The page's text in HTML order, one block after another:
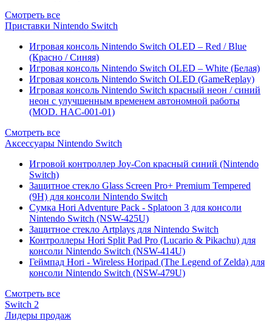
Смотреть все
Приставки Nintendo Switch
Игровая консоль Nintendo Switch OLED – Red / Blue
(Красно / Синяя)
Игровая консоль Nintendo Switch OLED – White (Белая)
Игровая консоль Nintendo Switch OLED (GameReplay)
Игровая консоль Nintendo Switch красный неон / синий
неон с улучшенным временем автономной работы
(MOD. HAC-001-01)
Смотреть все
Аксессуары Nintendo Switch
Игровой контроллер Joy-Con красный синий (Nintendo
Switch)
Защитное стекло Glass Screen Pro+ Premium Tempered
(9H) для консоли Nintendo Switch
Сумка Hori Adventure Pack - Splatoon 3 для консоли
Nintendo Switch (NSW-425U)
Защитное стекло Artplays для Nintendo Switch
Контроллеры Hori Split Pad Pro (Lucario & Pikachu) для
консоли Nintendo Switch (NSW-414U)
Геймпад Hori - Wireless Horipad (The Legend of Zelda) для
консоли Nintendo Switch (NSW-479U)
Смотреть все
Switch 2
Лидеры продаж